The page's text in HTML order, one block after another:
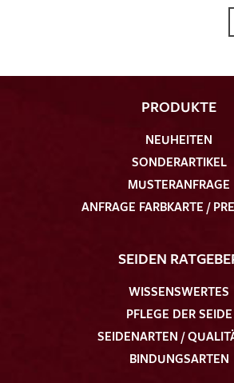
PRODUKTE
NEUHEITEN
SONDERARTIKEL
MUSTERANFRAGE
ANFRAGE FARBKARTE /
SEIDEN
WISSENSWERTES
PFLEGE DER SEIDE
SEIDENARTEN /
BINDUNGSARTEN